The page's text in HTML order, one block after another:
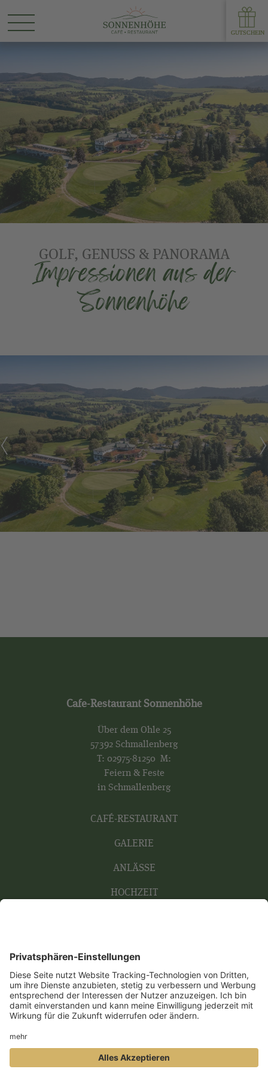
GOLF, GENUSS & PANORAMA
Impressionen aus der
Sonnenhöhe
Cafe-Restaurant Sonnenhöhe
Über dem Ohle 25
57392 Schmallenberg
T: 02975-81250 M:
Feiern & Feste
in Schmallenberg
CAFÉ-RESTAURANT
GALERIE
ANLÄSSE
HOCHZEIT
IMPRESSUM
AGB
COOKIES